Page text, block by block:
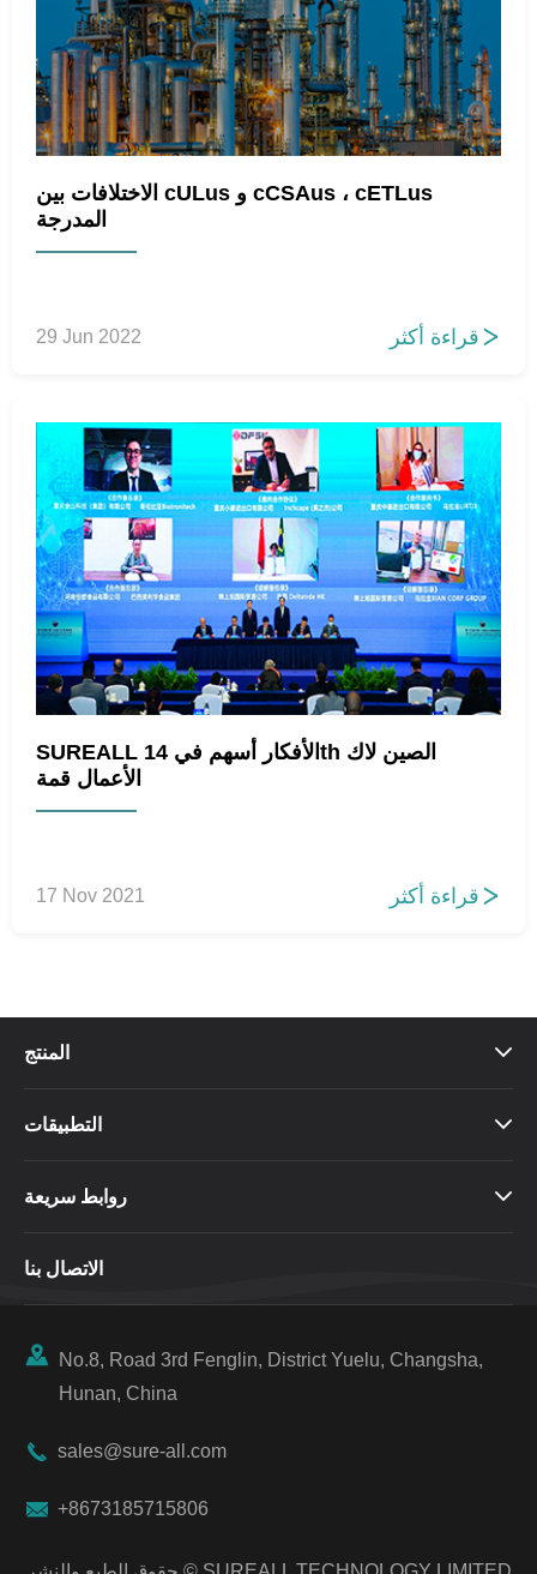
الاختلافات بين cULus و cCSAus ، cETLus
المدرجة
29 Jun 2022 قراءة أكثر 
SUREALL الأفكار أسهم في 14th الصين لاك
الأعمال قمة
17 Nov 2021 قراءة أكثر 
المنتج 
التطبيقات 
روابط سريعة 
الاتصال بنا

No.8, Road 3rd Fenglin, District Yuelu, Changsha,
Hunan, China
 sales@sure-all.com
 +8673185715806